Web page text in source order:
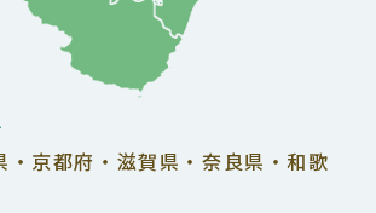
・京都府・滋賀県・奈良県・和歌